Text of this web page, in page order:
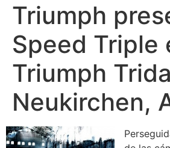
Triumph
Speed Triple
Triumph
Neukirchen,